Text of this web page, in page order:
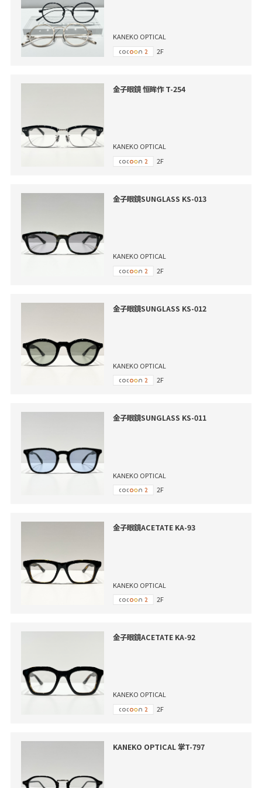
KANEKO OPTICAL
2F
金子眼鏡 恒眸作 T-254
KANEKO OPTICAL
2F
金子眼鏡SUNGLASS KS-013
KANEKO OPTICAL
2F
金子眼鏡SUNGLASS KS-012
KANEKO OPTICAL
2F
金子眼鏡SUNGLASS KS-011
KANEKO OPTICAL
2F
金子眼鏡ACETATE KA-93
KANEKO OPTICAL
2F
金子眼鏡ACETATE KA-92
KANEKO OPTICAL
2F
KANEKO OPTICAL 掌T-797